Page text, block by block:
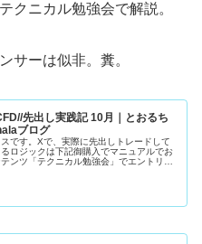
クニカル勉強会で解説。
サーは似非。糞。
先出し実践記 10月｜とおるち
ブログ
です。Xで、実際に先出しトレードして
ロジックは下記御購入でマニュアルでお
ンツ「テクニカル勉強会」でエントリー